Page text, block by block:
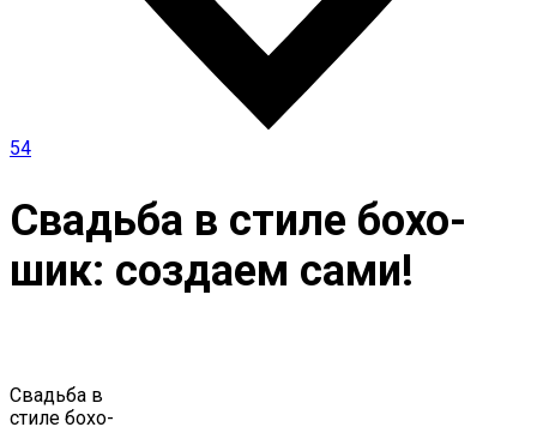
54
Свадьба в стиле бохо-
шик: создаем сами!
Свадьба в
стиле бохо-